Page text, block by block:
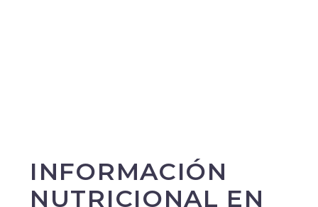
INFORMACIÓN
NUTRICIONAL EN